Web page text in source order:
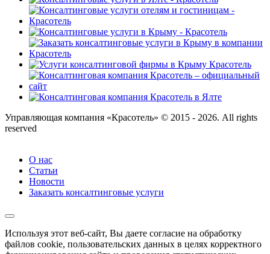
Управляющая компания «Красотель» © 2015 - 2026. All rights
reserved
О нас
Статьи
Новости
Заказать консалтинговые услуги
Используя этот веб-сайт, Вы даете согласие на обработку
файлов cookie, пользовательских данных в целях корректного